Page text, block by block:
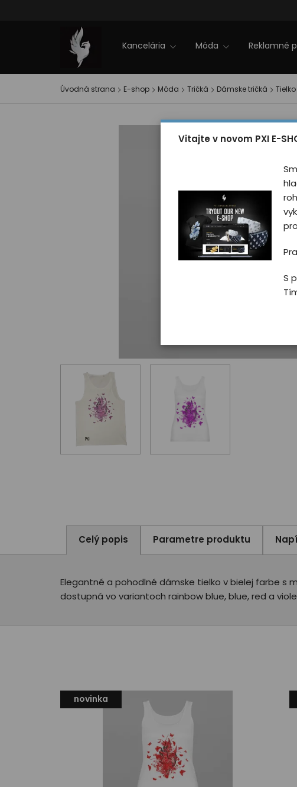
Vitajte v novom PXI E-
S
Kancelária Móda Reklamné
Firemné akcie
NOVINKY 2025
Zľavy
Zimná kolekcia PXI
EVENT PXI
Kontakt
Úvodná strana E-shop Móda Tričká Dámske tričká
Celý popis Parametre produktu
Elegantné a pohodlné dámske tielko v bielej farbe s
dostupná vo variantoch rainbow blue, blue, red a
novinka